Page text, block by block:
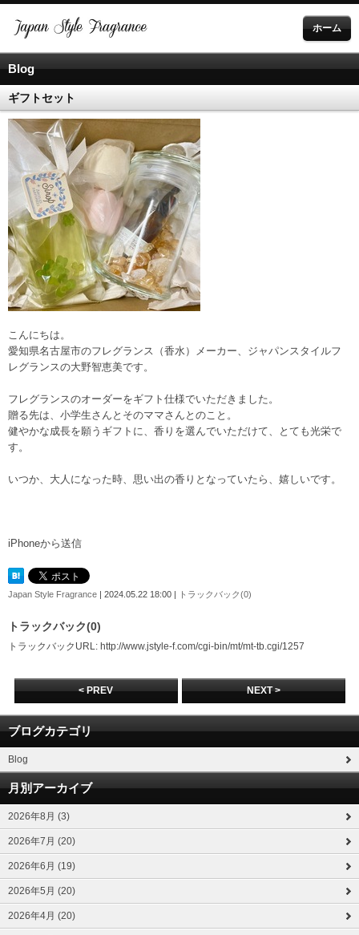
ホーム
Blog
ギフトセット
こんにちは。
愛知県名古屋市のフレグランス（香水）メーカー、ジャパンスタイルフ
レグランスの大野智恵美です。
フレグランスのオーダーをギフト仕様でいただきました。
贈る先は、小学生さんとそのママさんとのこと。
健やかな成長を願うギフトに、香りを選んでいただけて、とても光栄で
す。
いつか、大人になった時、思い出の香りとなっていたら、嬉しいです。
iPhoneから送信
Japan Style Fragrance | 2024.05.22 18:00 | トラックバック(0)
トラックバック(0)
トラックバックURL: http://www.jstyle-f.com/cgi-bin/mt/mt-tb.cgi/1257
< PREV NEXT >
ブログカテゴリ
Blog
月別アーカイブ
2026年8月 (3)
2026年7月 (20)
2026年6月 (19)
2026年5月 (20)
2026年4月 (20)